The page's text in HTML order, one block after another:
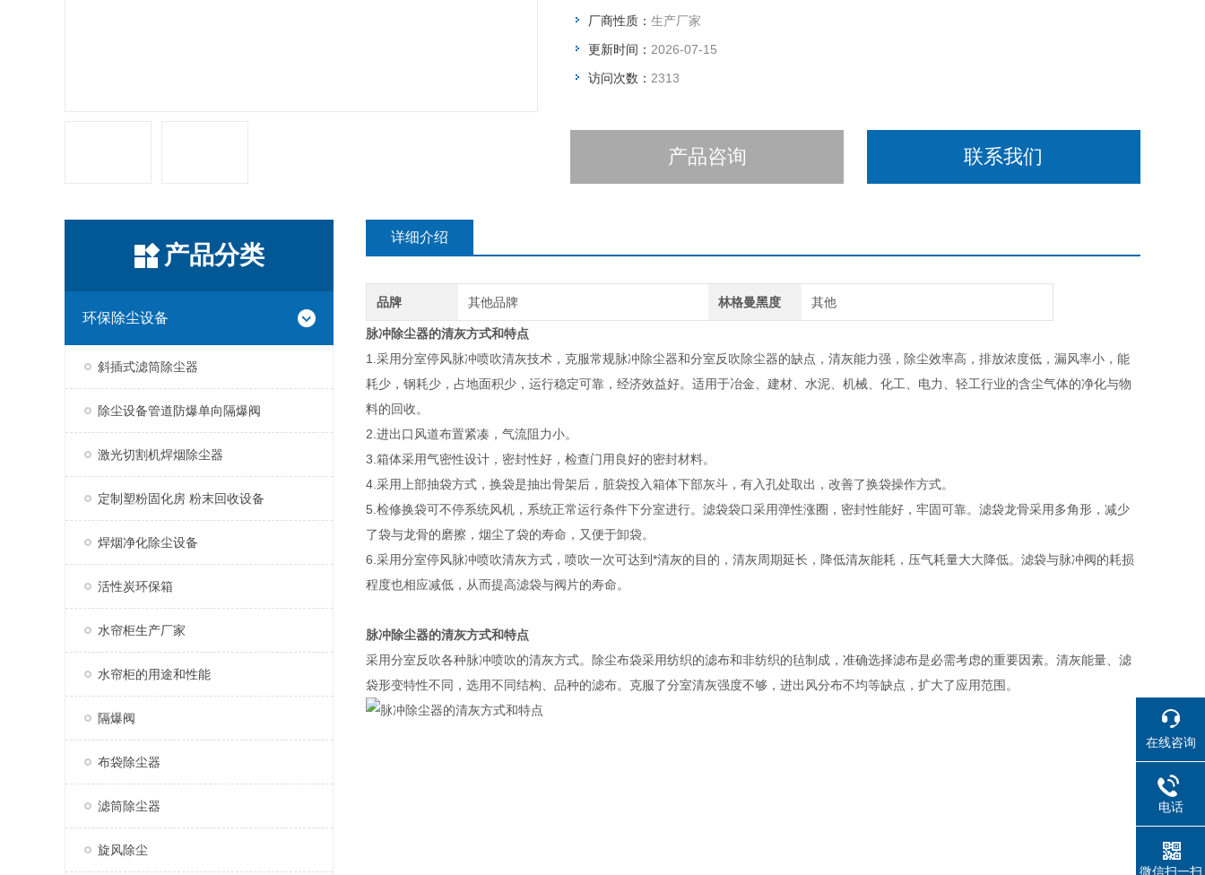
厂商性质： 生产厂家
更新时间： 2026-07-15
访问次数： 2313
产品咨询 联系我们
产品分类
环保除尘设备
斜插式滤筒除尘器
除尘设备管道防爆单向隔爆阀
激光切割机焊烟除尘器
定制塑粉固化房 粉末回收设备
焊烟净化除尘设备
活性炭环保箱
水帘柜生产厂家
水帘柜的用途和性能
隔爆阀
布袋除尘器
滤筒除尘器
旋风除尘
详细介绍
品牌 其他品牌 林格曼黑度 其他
脉冲除尘器的清灰方式和特点
1.采用分室停风脉冲喷吹清灰技术，克服常规脉冲除尘器和分室反吹除尘器的缺点，清灰能力强，除尘效率高，排放浓度低，漏风率小，能
耗少，钢耗少，占地面积少，运行稳定可靠，经济效益好。适用于冶金、建材、水泥、机械、化工、电力、轻工行业的含尘气体的净化与物
料的回收。
2.进出口风道布置紧凑，气流阻力小。
3.箱体采用气密性设计，密封性好，检查门用良好的密封材料。
4.采用上部抽袋方式，换袋是抽出骨架后，脏袋投入箱体下部灰斗，有入孔处取出，改善了换袋操作方式。
5.检修换袋可不停系统风机，系统正常运行条件下分室进行。滤袋袋口采用弹性涨圈，密封性能好，牢固可靠。滤袋龙骨采用多角形，减少
了袋与龙骨的磨擦，烟尘了袋的寿命，又便于卸袋。
6.采用分室停风脉冲喷吹清灰方式，喷吹一次可达到*清灰的目的，清灰周期延长，降低清灰能耗，压气耗量大大降低。滤袋与脉冲阀的耗损
程度也相应减低，从而提高滤袋与阀片的寿命。
脉冲除尘器的清灰方式和特点
采用分室反吹各种脉冲喷吹的清灰方式。除尘布袋采用纺织的滤布和非纺织的毡制成，准确选择滤布是必需考虑的重要因素。清灰能量、滤
袋形变特性不同，选用不同结构、品种的滤布。克服了分室清灰强度不够，进出风分布不均等缺点，扩大了应用范围。
在线咨询
电话
微信扫一扫